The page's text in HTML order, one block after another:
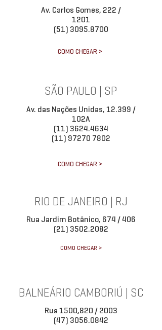
Av. Carlos Gomes, 222 /
1201
(51) 3095.8700
COMO CHEGAR >
SÃO PAULO | SP
Av. das Nações Unidas, 12.399 /
102A
(11) 3624.4634
(11) 97270 7802
COMO CHEGAR >
RIO DE JANEIRO | RJ
Rua Jardim Botânico, 674 / 406
(21) 3502.2082
COMO CHEGAR >
BALNEÁRIO CAMBORIÚ | SC
Rua 1500,820 / 2003
(47) 3056.0842